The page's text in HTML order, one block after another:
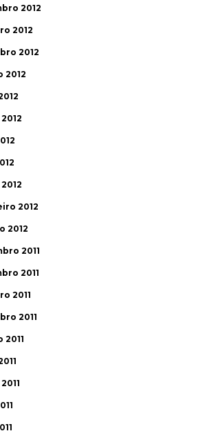
2012
2012
2012
2012
2012
2012
2011
2011
2011
2011
2011